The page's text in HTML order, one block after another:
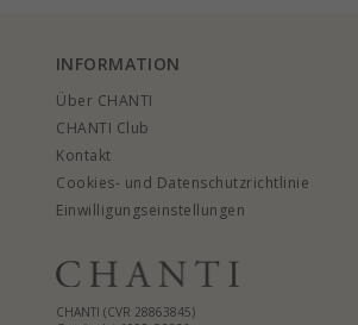
INFORMATION
Über CHANTI
CHANTI Club
Kontakt
Cookies- und Datenschutzrichtlinie
Einwilligungseinstellungen
CHANTI (CVR 28863845)